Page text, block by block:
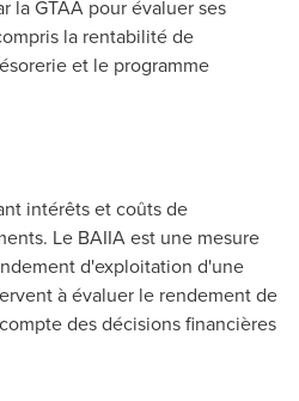
la GTAA pour évaluer ses
la rentabilité de
et le programme
intérêts et coûts de
Le BAIIA est une mesure
d'exploitation d'une
à évaluer le rendement de
des décisions financières